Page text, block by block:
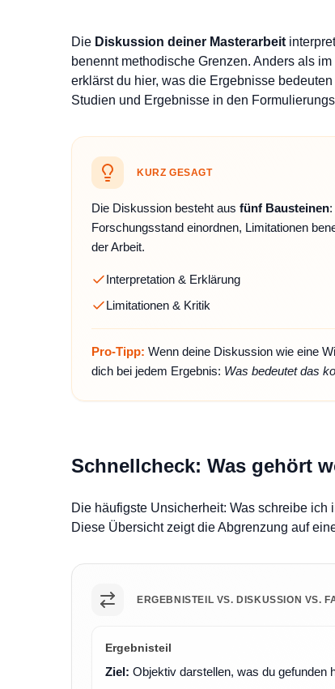
Die Diskussion deiner Masterarbeit
benennt methodische Grenzen. Anders als
erklärst du hier, was die Ergebnisse
Studien und Ergebnisse in den
KURZ GESAGT
Die Diskussion besteht aus fünf Bausteinen
Forschungsstand einordnen, Limitationen
der Arbeit.
Interpretation & Erklärung
Limitationen & Kritik
Pro-Tipp: Wenn deine Diskussion wie eine
dich bei jedem Ergebnis: Was bedeutet das
Schnellcheck: Was gehört
Die häufigste Unsicherheit: Was schreibe ich
Diese Übersicht zeigt die Abgrenzung auf
ERGEBNISTEIL VS. DISKUSSION VS.
Ergebnisteil
Ziel: Objektiv darstellen, was du gefunden